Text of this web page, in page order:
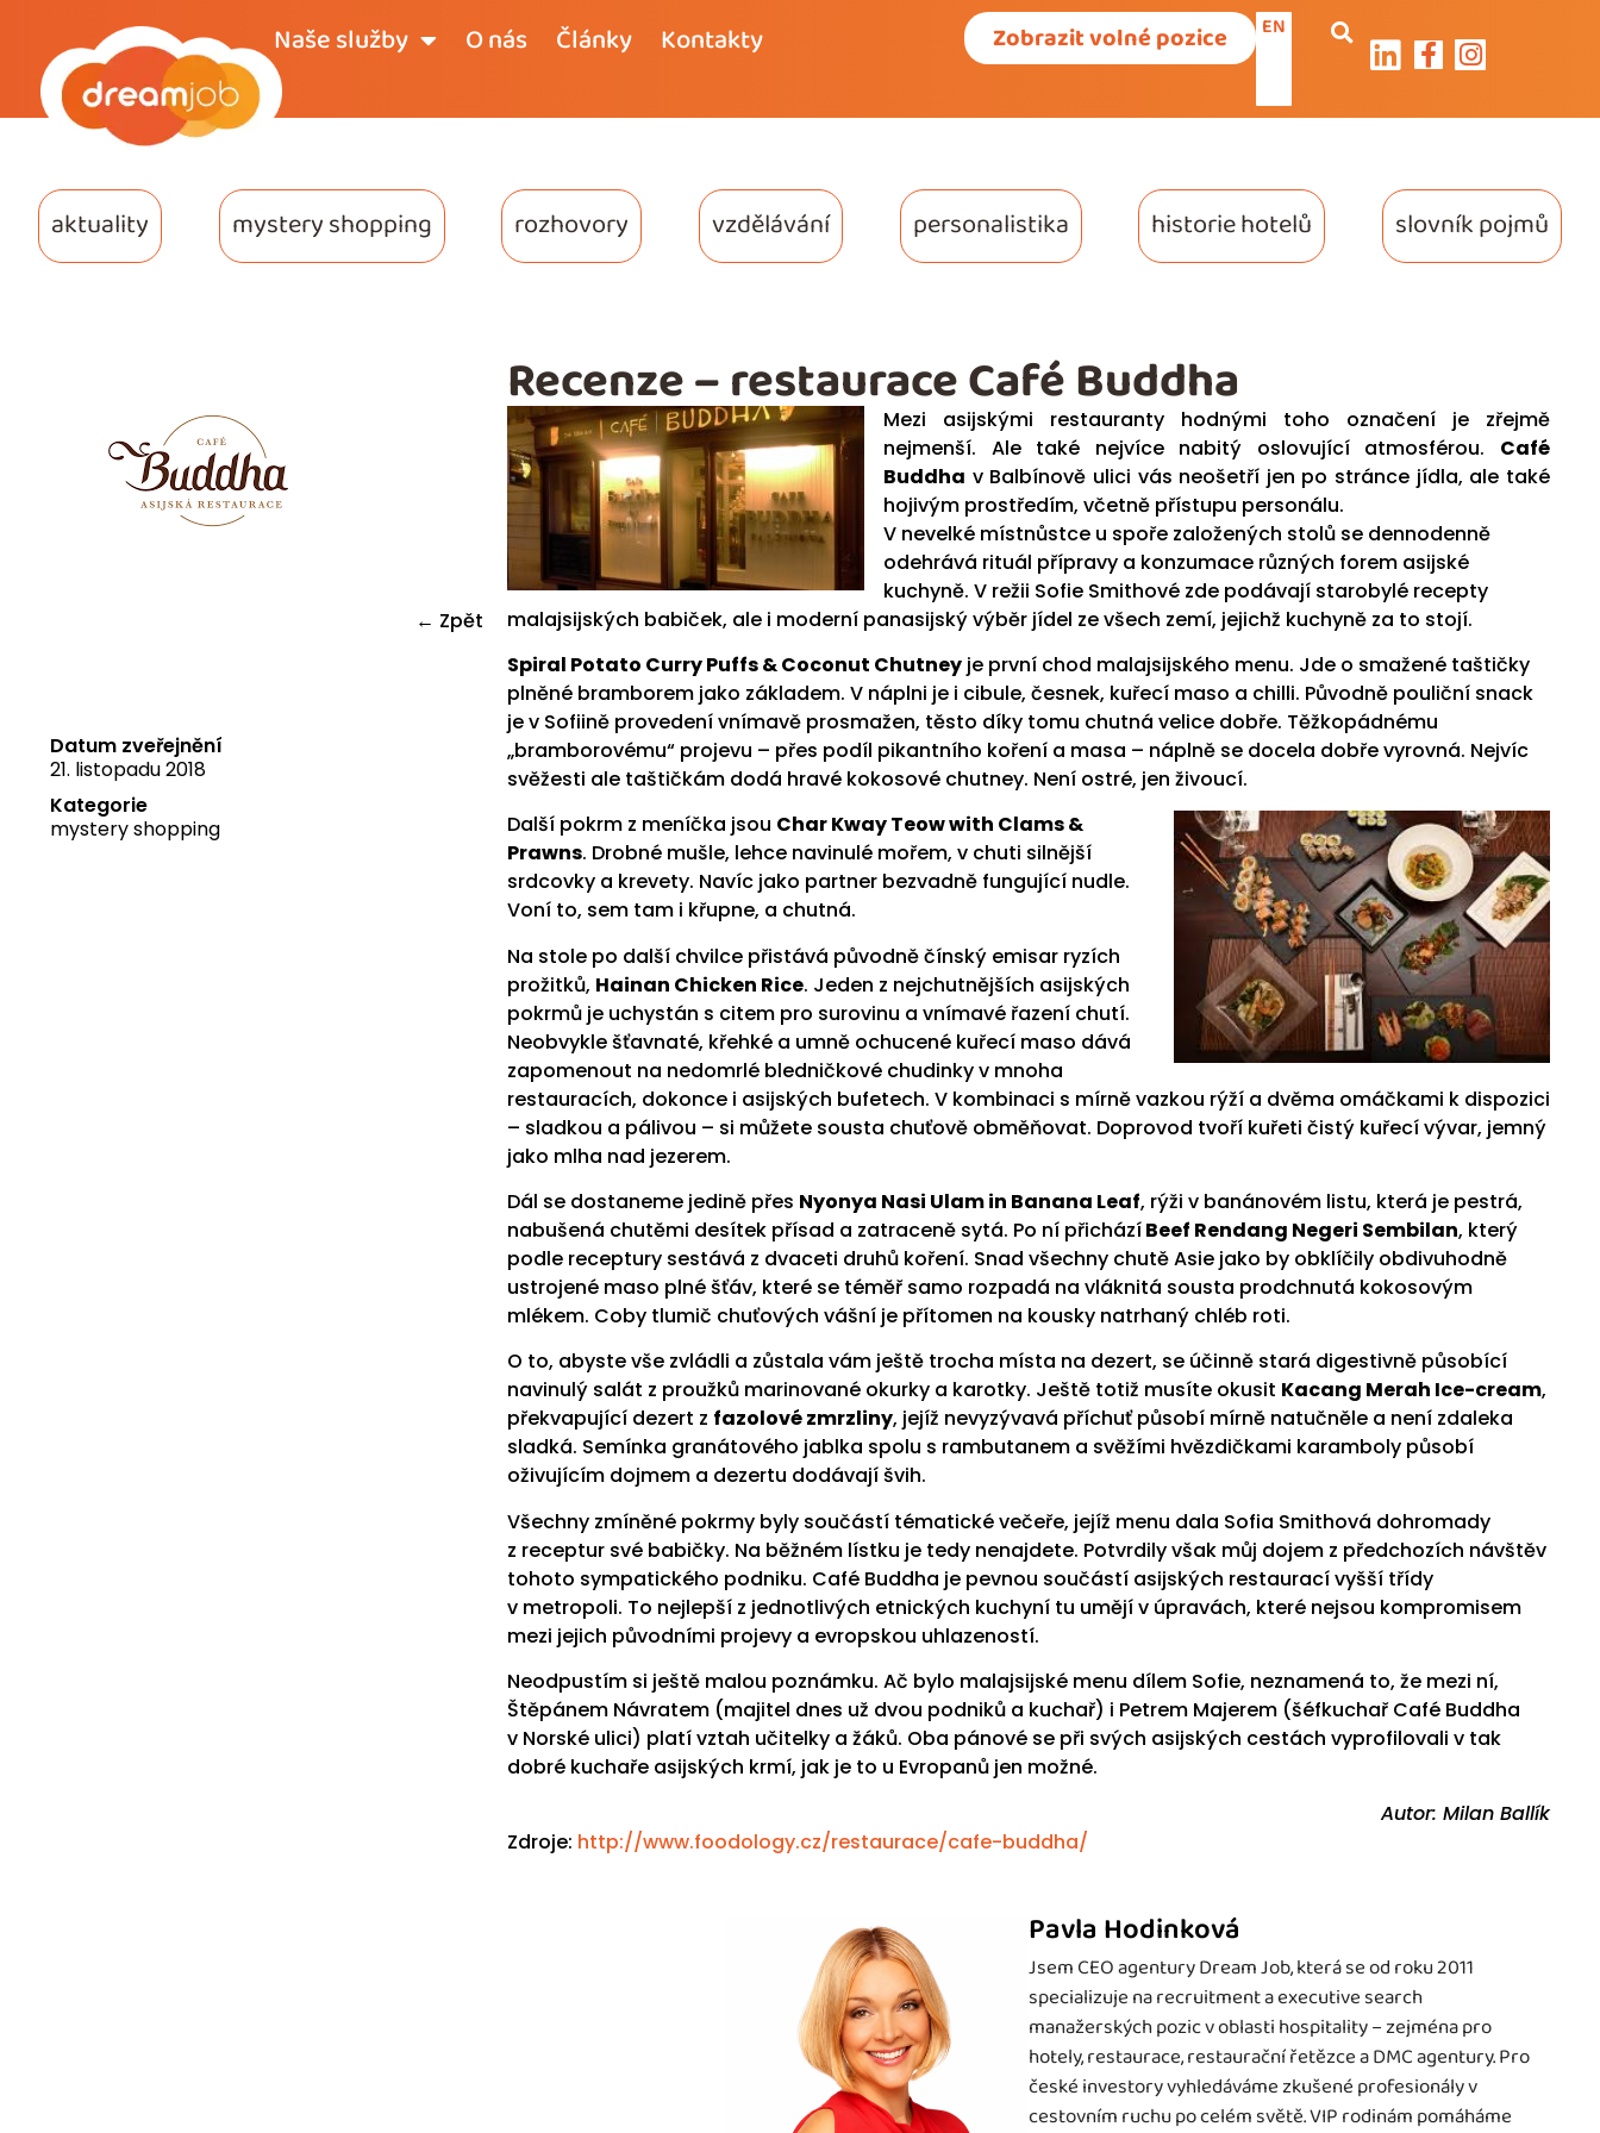
Naše služby O nás Články Kontakty Zobrazit volné pozice EN
aktuality mystery shopping rozhovory vzdělávání personalistika historie hotelů slovník pojmů
← Zpět
Datum zveřejnění
21. listopadu 2018
Kategorie
mystery shopping
Mezi asijskými restauranty hodnými toho označení je zřejmě
nejmenší. Ale také nejvíce nabitý oslovující atmosférou. Café
Buddha v Balbínově ulici vás neošetří jen po stránce jídla, ale také
hojivým prostředím, včetně přístupu personálu.
V nevelké místnůstce u spoře založených stolů se dennodenně
odehrává rituál přípravy a konzumace různých forem asijské
kuchyně. V režii Sofie Smithové zde podávají starobylé recepty
malajsijských babiček, ale i moderní panasijský výběr jídel ze všech zemí, jejichž kuchyně za to stojí.
Spiral Potato Curry Puffs & Coconut Chutney je první chod malajsijského menu. Jde o smažené taštičky
plněné bramborem jako základem. V náplni je i cibule, česnek, kuřecí maso a chilli. Původně pouliční snack
je v Sofiině provedení vnímavě prosmažen, těsto díky tomu chutná velice dobře. Těžkopádnému
„bramborovému“ projevu – přes podíl pikantního koření a masa – náplně se docela dobře vyrovná. Nejvíc
svěžesti ale taštičkám dodá hravé kokosové chutney. Není ostré, jen živoucí.
Další pokrm z meníčka jsou Char Kway Teow with Clams &
Prawns. Drobné mušle, lehce navinulé mořem, v chuti silnější
srdcovky a krevety. Navíc jako partner bezvadně fungující nudle.
Voní to, sem tam i křupne, a chutná.
Na stole po další chvilce přistává původně čínský emisar ryzích
prožitků, Hainan Chicken Rice. Jeden z nejchutnějších asijských
pokrmů je uchystán s citem pro surovinu a vnímavé řazení chutí.
Neobvykle šťavnaté, křehké a umně ochucené kuřecí maso dává
zapomenout na nedomrlé bledničkové chudinky v mnoha
restauracích, dokonce i asijských bufetech. V kombinaci s mírně vazkou rýží a dvěma omáčkami k dispozici
– sladkou a pálivou – si můžete sousta chuťově obměňovat. Doprovod tvoří kuřeti čistý kuřecí vývar, jemný
jako mlha nad jezerem.
Dál se dostaneme jedině přes Nyonya Nasi Ulam in Banana Leaf, rýži v banánovém listu, která je pestrá,
nabušená chutěmi desítek přísad a zatraceně sytá. Po ní přicházíBeef Rendang Negeri Sembilan, který
podle receptury sestává z dvaceti druhů koření. Snad všechny chutě Asie jako by obklíčily obdivuhodně
ustrojené maso plné šťáv, které se téměř samo rozpadá na vláknitá sousta prodchnutá kokosovým
mlékem. Coby tlumič chuťových vášní je přítomen na kousky natrhaný chléb roti.
O to, abyste vše zvládli a zůstala vám ještě trocha místa na dezert, se účinně stará digestivně působící
navinulý salát z proužků marinované okurky a karotky. Ještě totiž musíte okusit Kacang Merah Ice-cream,
překvapující dezert z fazolové zmrzliny, jejíž nevyzývavá příchuť působí mírně natučněle a není zdaleka
sladká. Semínka granátového jablka spolu s rambutanem a svěžími hvězdičkami karamboly působí
oživujícím dojmem a dezertu dodávají švih.
Všechny zmíněné pokrmy byly součástí tématické večeře, jejíž menu dala Sofia Smithová dohromady
z receptur své babičky. Na běžném lístku je tedy nenajdete. Potvrdily však můj dojem z předchozích návštěv
tohoto sympatického podniku. Café Buddha je pevnou součástí asijských restaurací vyšší třídy
v metropoli. To nejlepší z jednotlivých etnických kuchyní tu umějí v úpravách, které nejsou kompromisem
mezi jejich původními projevy a evropskou uhlazeností.
Neodpustím si ještě malou poznámku. Ač bylo malajsijské menu dílem Sofie, neznamená to, že mezi ní,
Štěpánem Návratem (majitel dnes už dvou podniků a kuchař) i Petrem Majerem (šéfkuchař Café Buddha
v Norské ulici) platí vztah učitelky a žáků. Oba pánové se při svých asijských cestách vyprofilovali v tak
dobré kuchaře asijských krmí, jak je to u Evropanů jen možné.
Autor: Milan Ballík
Zdroje: http://www.foodology.cz/restaurace/cafe-buddha/
Pavla Hodinková
Jsem CEO agentury Dream Job, která se od roku 2011
specializuje na recruitment a executive search
manažerských pozic v oblasti hospitality – zejména pro
hotely, restaurace, restaurační řetězce a DMC agentury. Pro
české investory vyhledáváme zkušené profesionály v
cestovním ruchu po celém světě. VIP rodinám pomáháme
Recenze – restaurace Café Buddha